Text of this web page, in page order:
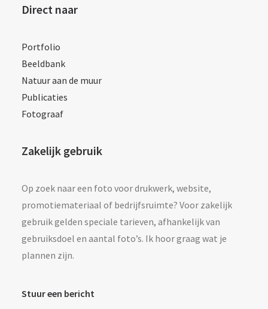
Direct naar
Portfolio
Beeldbank
Natuur aan de muur
Publicaties
Fotograaf
Zakelijk gebruik
Op zoek naar een foto voor drukwerk, website,
promotiemateriaal of bedrijfsruimte? Voor zakelijk
gebruik gelden speciale tarieven, afhankelijk van
gebruiksdoel en aantal foto’s. Ik hoor graag wat je
plannen zijn.
Stuur een bericht